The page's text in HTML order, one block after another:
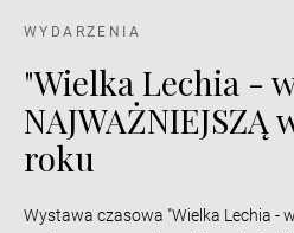
WYDARZENIA
"Wielka Lechia -
NAJWAŻNIEJSZĄ
roku
Wystawa czasowa "Wielka Lechia -